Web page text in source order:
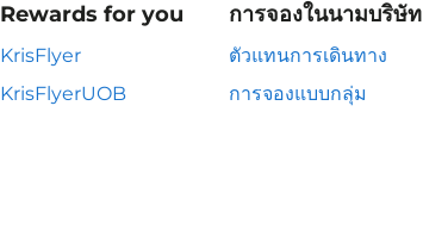
Rewards for you
KrisFlyer
KrisFlyerUOB
การจองในนามบริษัท
ตัวแทนการเดินทาง
การจองแบบกลุ่ม